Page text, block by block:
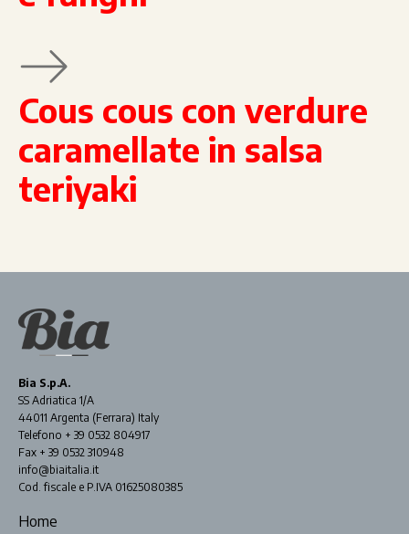
Cous cous con verdure
caramellate in salsa
teriyaki
Bia S.p.A.
SS Adriatica 1/A
44011 Argenta (Ferrara) Italy
Telefono + 39 0532 804917
Fax + 39 0532 310948
info@biaitalia.it
Cod. fiscale e P.IVA 01625080385
Home